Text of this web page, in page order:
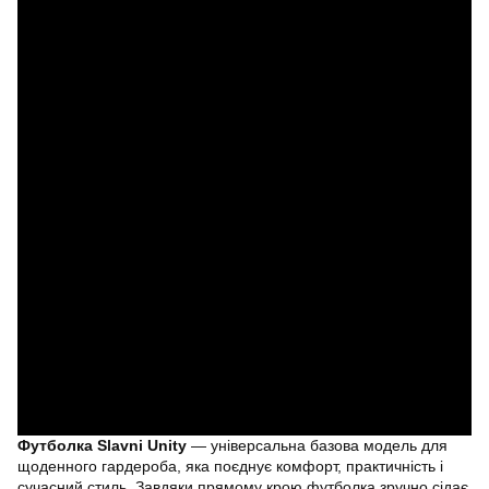
Футболка Slavni Unity — універсальна базова модель для
щоденного гардероба, яка поєднує комфорт, практичність і